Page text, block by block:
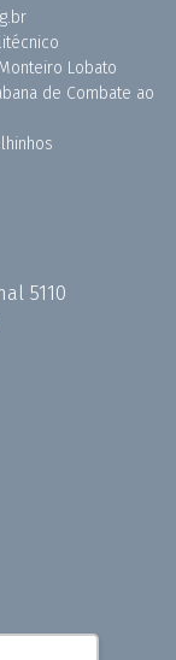
Lobato
de Combate ao
5110